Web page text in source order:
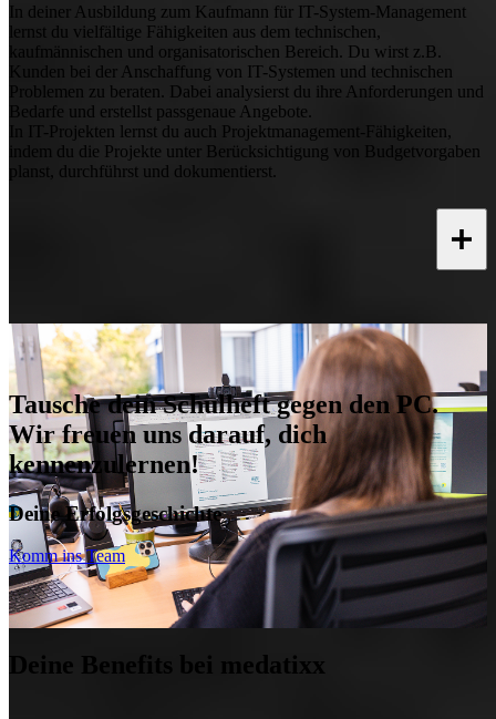
In deiner Ausbildung zum Kaufmann für IT-System-Management
lernst du vielfältige Fähigkeiten aus dem technischen,
kaufmännischen und organisatorischen Bereich. Du wirst z.B.
Kunden bei der Anschaffung von IT-Systemen und technischen
Problemen zu beraten. Dabei analysierst du ihre Anforderungen und
Bedarfe und erstellst passgenaue Angebote.
In IT-Projekten lernst du auch Projektmanagement-Fähigkeiten,
indem du die Projekte unter Berücksichtigung von Budgetvorgaben
planst, durchführst und dokumentierst.
Tausche dein Schulheft gegen den PC.
Wir freuen uns darauf, dich
kennenzulernen!
Deine Erfolgsgeschichte
Komm ins Team
Deine Benefits bei medatixx